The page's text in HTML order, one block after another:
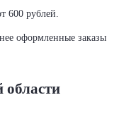
600 рублей.
оформленные заказы
области